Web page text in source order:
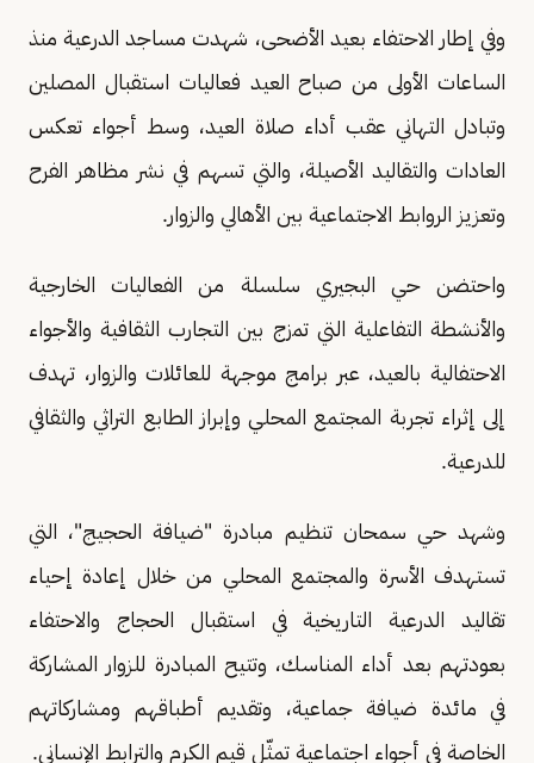
وفي إطار الاحتفاء بعيد الأضحى، شهدت مساجد الدرعية منذ
الساعات الأولى من صباح العيد فعاليات استقبال المصلين
وتبادل التهاني عقب أداء صلاة العيد، وسط أجواء تعكس
العادات والتقاليد الأصيلة، والتي تسهم في نشر مظاهر الفرح
وتعزيز الروابط الاجتماعية بين الأهالي والزوار.
واحتضن حي البجيري سلسلة من الفعاليات الخارجية
والأنشطة التفاعلية التي تمزج بين التجارب الثقافية والأجواء
الاحتفالية بالعيد، عبر برامج موجهة للعائلات والزوار، تهدف
إلى إثراء تجربة المجتمع المحلي وإبراز الطابع التراثي والثقافي
للدرعية.
وشهد حي سمحان تنظيم مبادرة "ضيافة الحجيج"، التي
تستهدف الأسرة والمجتمع المحلي من خلال إعادة إحياء
تقاليد الدرعية التاريخية في استقبال الحجاج والاحتفاء
بعودتهم بعد أداء المناسك، وتتيح المبادرة للزوار المشاركة
في مائدة ضيافة جماعية، وتقديم أطباقهم ومشاركاتهم
الخاصة في أجواء اجتماعية تمثّل قيم الكرم والترابط الإنساني.